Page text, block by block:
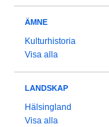
ÄMNE
Kulturhistoria
Visa alla
LANDSKAP
Hälsingland
Visa alla